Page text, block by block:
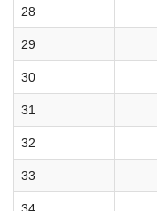
28
29
30
31
32
33